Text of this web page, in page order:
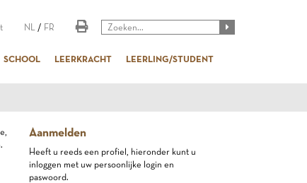
NL / FR
SCHOOL LEERKRACHT LEERLING/STUDENT
Aanmelden
Heeft u reeds een profiel, hieronder kunt u
inloggen met uw persoonlijke login en
paswoord.